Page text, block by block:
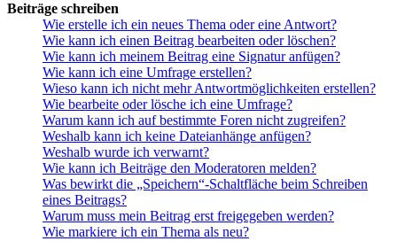
Beiträge schreiben
Wie erstelle ich ein neues Thema oder eine Antwort?
Wie kann ich einen Beitrag bearbeiten oder löschen?
Wie kann ich meinem Beitrag eine Signatur anfügen?
Wie kann ich eine Umfrage erstellen?
Wieso kann ich nicht mehr Antwortmöglichkeiten erstellen?
Wie bearbeite oder lösche ich eine Umfrage?
Warum kann ich auf bestimmte Foren nicht zugreifen?
Weshalb kann ich keine Dateianhänge anfügen?
Weshalb wurde ich verwarnt?
Wie kann ich Beiträge den Moderatoren melden?
Was bewirkt die „Speichern“-Schaltfläche beim Schreiben
eines Beitrags?
Warum muss mein Beitrag erst freigegeben werden?
Wie markiere ich ein Thema als neu?